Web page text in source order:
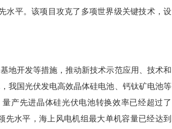
水平。该项目攻克了多项世界级关键技术，设
开发等措施，推动新技术示范应用、技术和
我国光伏发电高效晶体硅电池、钙钛矿电池等
产先进晶体硅光伏电池转换效率已经超过了
先水平，海上风电机组最大单机容量已经达到